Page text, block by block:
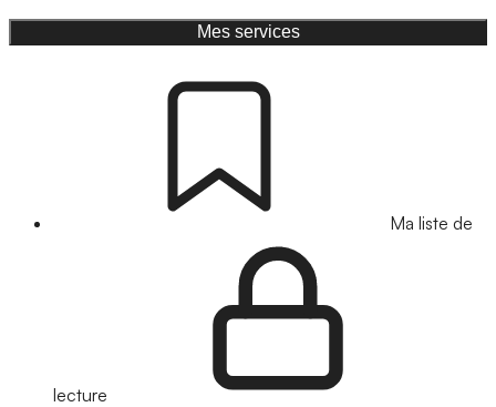
Mes services
Ma liste de
lecture